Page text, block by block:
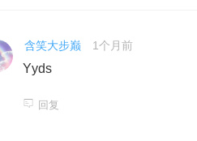
含笑大步巅 1个月前
Yyds
回复